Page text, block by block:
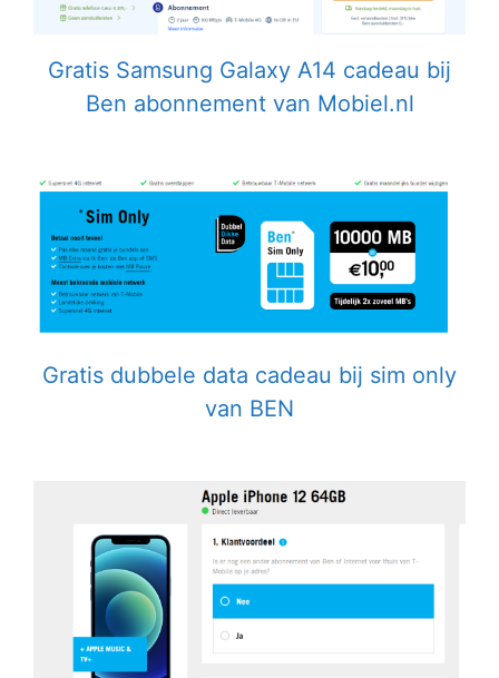
Gratis Samsung Galaxy A14 cadeau bij
Ben abonnement van Mobiel.nl
Gratis dubbele data cadeau bij sim only
van BEN